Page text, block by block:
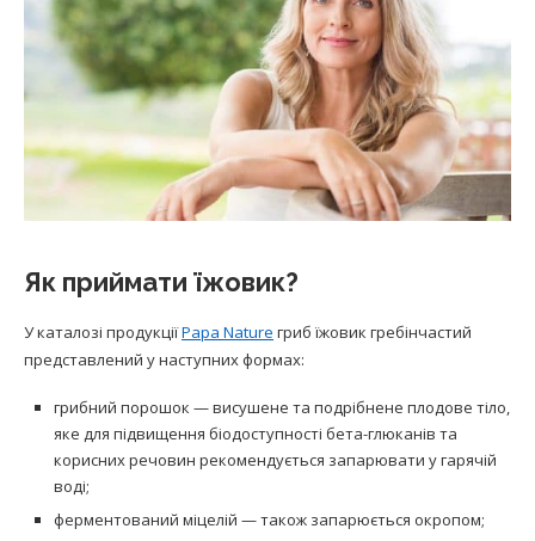
Як приймати їжовик?
У каталозі продукціїPapa Nature гриб їжовик гребінчастий
представлений у наступних формах:
грибний порошок — висушене та подрібнене плодове тіло,
яке для підвищення біодоступності бета-глюканів та
корисних речовин рекомендується запарювати у гарячій
воді;
ферментований міцелій — також запарюється окропом;